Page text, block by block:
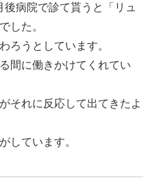
病院で診て貰うと「リュ
した。
ろうとしています。
間に働きかけてくれてい
それに反応して出てきたよ
しています。